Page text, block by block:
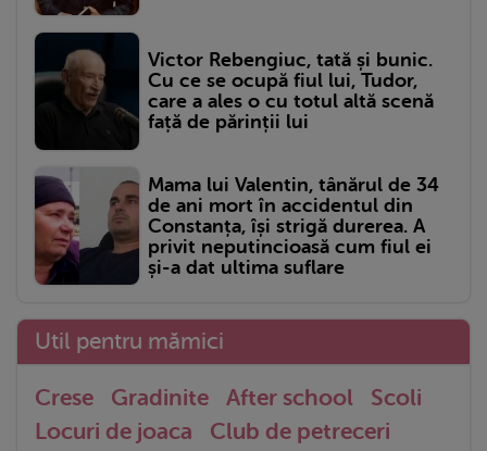
Victor Rebengiuc, tată și bunic.
Cu ce se ocupă fiul lui, Tudor,
care a ales o cu totul altă scenă
față de părinții lui
Mama lui Valentin, tânărul de 34
de ani mort în accidentul din
Constanța, își strigă durerea. A
privit neputincioasă cum fiul ei
și-a dat ultima suflare
Util pentru mămici
Crese Gradinite After school
Scoli
Locuri de joaca
Club de petreceri